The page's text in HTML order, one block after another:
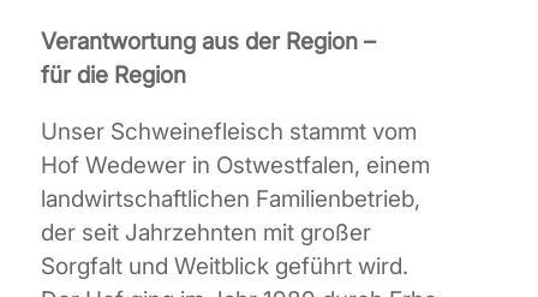
Verantwortung aus der Region –
für die Region
Unser Schweinefleisch stammt vom
Hof Wedewer in Ostwestfalen, einem
landwirtschaftlichen Familienbetrieb,
der seit Jahrzehnten mit großer
Sorgfalt und Weitblick geführt wird.